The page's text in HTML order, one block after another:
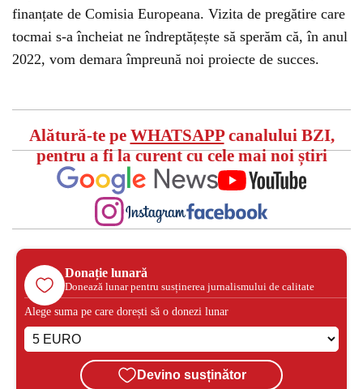
finanțate de Comisia Europeana. Vizita de pregătire care
tocmai s-a încheiat ne îndreptățește să sperăm că, în anul
2022, vom demara împreună noi proiecte de succes.
Alătură-te pe WHATSAPPcanalului BZI,
pentru a fi la curent cu cele mai noi știri
Donație lunară
Donează lunar pentru susținerea jurnalismului de calitate
Alege suma pe care dorești să o donezi lunar
Devino susținător